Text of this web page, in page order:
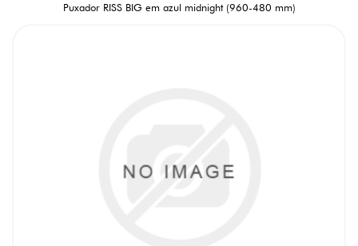
Puxador RISS BIG em azul midnight (960-480 mm)